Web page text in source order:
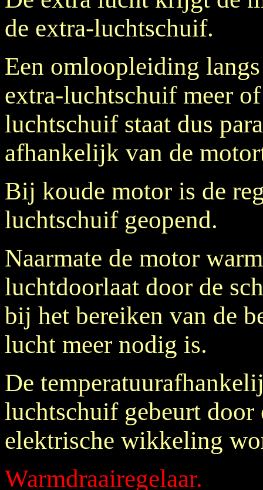
de extra-luchtschuif.
Een omloopleiding
extra-luchtschuif meer
luchtschuif staat dus
afhankelijk van de
Bij koude motor is de
luchtschuif geopend.
Naarmate de motor
luchtdoorlaat door de
bij het bereiken van de
lucht meer nodig is.
De
luchtschuif gebeurt door
elektrische wikkeling
Warmdraairegelaar.